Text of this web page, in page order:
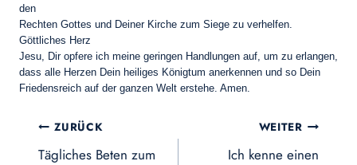
den
Rechten Gottes und Deiner Kirche zum Siege zu verhelfen.
Göttliches Herz
Jesu, Dir opfere ich meine geringen Handlungen auf, um zu erlangen,
dass alle Herzen Dein heiliges Königtum anerkennen und so Dein
Friedensreich auf der ganzen Welt erstehe. Amen.
Beitragsnavigation
ZURÜCK
Tägliches Beten zum
WEITER
Ich kenne einen